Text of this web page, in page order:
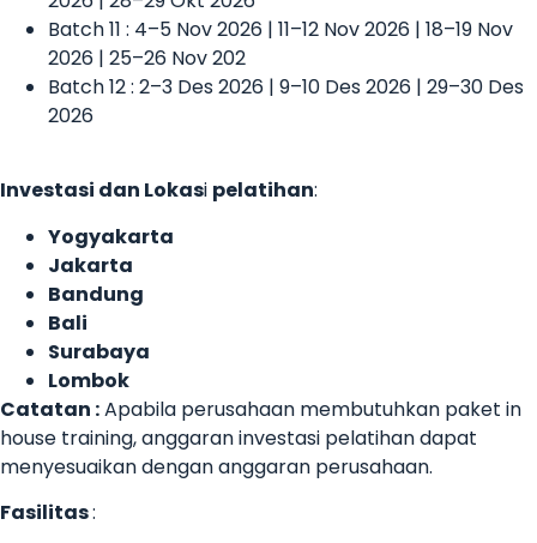
Batch 11 : 4–5 Nov 2026 | 11–12 Nov 2026 | 18–19 Nov
2026 | 25–26 Nov 202
Batch 12 : 2–3 Des 2026 | 9–10 Des 2026 | 29–30 Des
2026
Investasi dan Lokasi pelatihan:
Yogyakarta
Jakarta
Bandung
Bali
Surabaya
Lombok
Catatan :Apabila perusahaan membutuhkan paket in
house training, anggaran investasi pelatihan dapat
menyesuaikan dengan anggaran perusahaan.
Fasilitas: